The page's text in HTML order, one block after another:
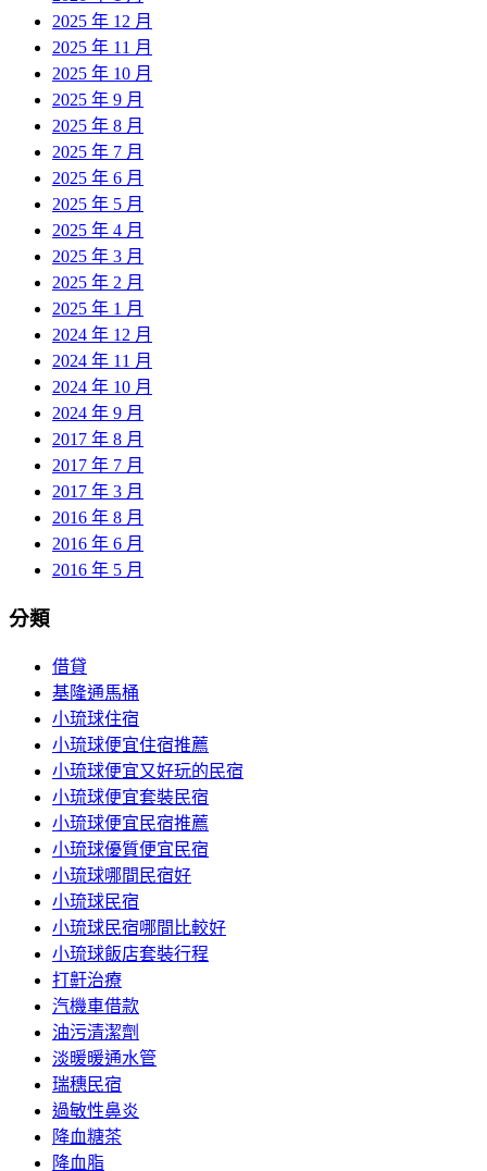
2025 年 12 月
2025 年 11 月
2025 年 10 月
2025 年 9 月
2025 年 8 月
2025 年 7 月
2025 年 6 月
2025 年 5 月
2025 年 4 月
2025 年 3 月
2025 年 2 月
2025 年 1 月
2024 年 12 月
2024 年 11 月
2024 年 10 月
2024 年 9 月
2017 年 8 月
2017 年 7 月
2017 年 3 月
2016 年 8 月
2016 年 6 月
2016 年 5 月
分類
借貸
基隆通馬桶
小琉球住宿
小琉球便宜住宿推薦
小琉球便宜又好玩的民宿
小琉球便宜套裝民宿
小琉球便宜民宿推薦
小琉球優質便宜民宿
小琉球哪間民宿好
小琉球民宿
小琉球民宿哪間比較好
小琉球飯店套裝行程
打鼾治療
汽機車借款
油污清潔劑
淡暖暖通水管
瑞穗民宿
過敏性鼻炎
降血糖茶
降血脂